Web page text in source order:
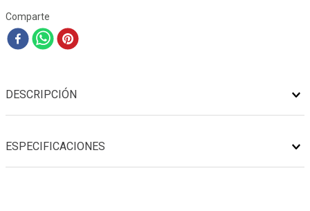
Comparte
DESCRIPCIÓN
ESPECIFICACIONES